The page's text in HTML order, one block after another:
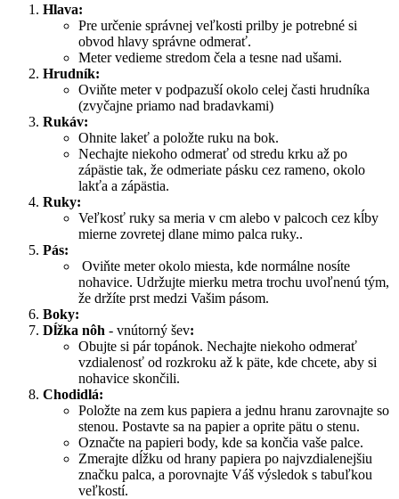
Hlava:
Pre určenie správnej veľkosti prilby je potrebné si
obvod hlavy správne odmerať.
Meter vedieme stredom čela a tesne nad ušami.
Hrudník:
Oviňte meter v podpazuší okolo celej časti hrudníka
(zvyčajne priamo nad bradavkami)
Rukáv:
Ohnite lakeť a položte ruku na bok.
Nechajte niekoho odmerať od stredu krku až po
zápästie tak, že odmeriate pásku cez rameno, okolo
lakťa a zápästia.
Ruky:
Veľkosť ruky sa meria v cm alebo v palcoch cez kĺby
mierne zovretej dlane mimo palca ruky..
Pás:
Oviňte meter okolo miesta, kde normálne nosíte
nohavice. Udržujte mierku metra trochu uvoľnenú tým,
že držíte prst medzi Vašim pásom.
Boky:
Dĺžka nôh - vnútorný šev:
Obujte si pár topánok. Nechajte niekoho odmerať
vzdialenosť od rozkroku až k päte, kde chcete, aby si
nohavice skončili.
Chodidlá:
Položte na zem kus papiera a jednu hranu zarovnajte so
stenou. Postavte sa na papier a oprite pätu o stenu.
Označte na papieri body, kde sa končia vaše palce.
Zmerajte dĺžku od hrany papiera po najvzdialenejšiu
značku palca, a porovnajte Váš výsledok s tabuľkou
veľkostí.